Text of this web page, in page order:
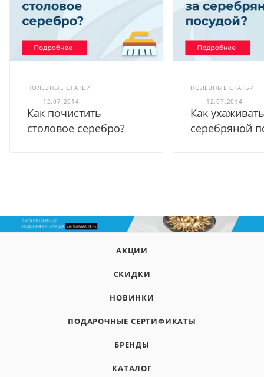
ПОЛЕЗНЫЕ СТАТЬИ
—
12.07.2014
Как почистить
столовое серебро?
ПОЛЕЗНЫЕ СТАТЬИ
—
12.07.2014
Как
серебряной
АКЦИИ
СКИДКИ
НОВИНКИ
ПОДАРОЧНЫЕ СЕРТИФИКАТЫ
БРЕНДЫ
КАТАЛОГ